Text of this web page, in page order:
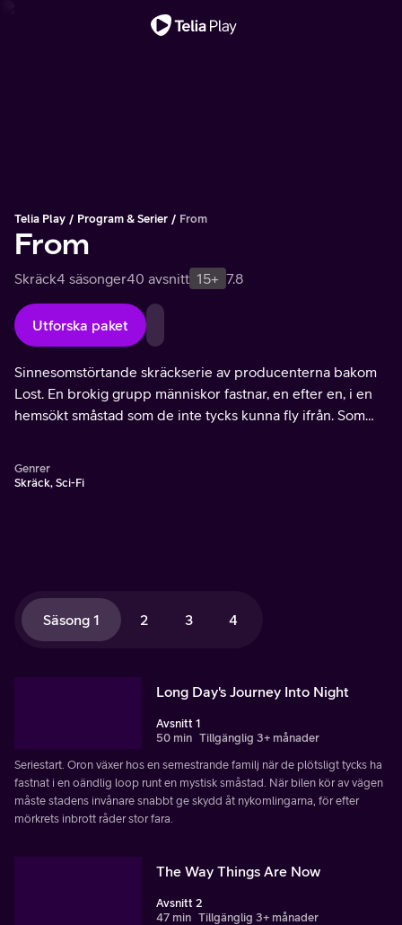
Telia Play Program & Serier From
From
Skräck4 säsonger40 avsnitt 15+ 7.8
Utforska paket
Sinnesomstörtande skräckserie av producenterna bakom
Lost. En brokig grupp människor fastnar, en efter en, i en
hemsökt småstad som de inte tycks kunna fly ifrån. Som
Genrer
Skräck, Sci-Fi
Säsong 1 2 3 4
Long Day's Journey Into Night
Avsnitt 1
50 min Tillgänglig 3+ månader
Seriestart. Oron växer hos en semestrande familj när de plötsligt tycks ha
fastnat i en oändlig loop runt en mystisk småstad. När bilen kör av vägen
måste stadens invånare snabbt ge skydd åt nykomlingarna, för efter
mörkrets inbrott råder stor fara.
The Way Things Are Now
Avsnitt 2
47 min Tillgänglig 3+ månader